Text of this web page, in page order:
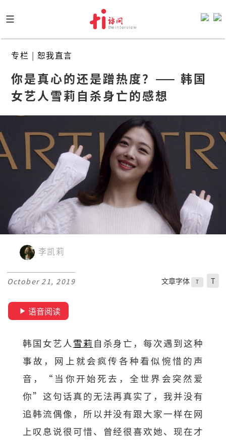
to
content
专栏 | 恕我直言
你是真心的还是蹭热度？—— 韩国
女艺人雪莉自杀身亡的感想
李凯莉
October 21, 2019 文章字体 T T
语音阅读
韩国女艺人雪莉 自杀身亡，每次遇到这种
事故，网上就会疯传各种看似惋惜的声
音，“当你开始死去，全世界会突然爱
你”这句话真的无法再真实了，我并没有
追韩流偶像，所以并没有跟大家一样在网
上叹息说很可惜、曾经很喜欢她、现在才